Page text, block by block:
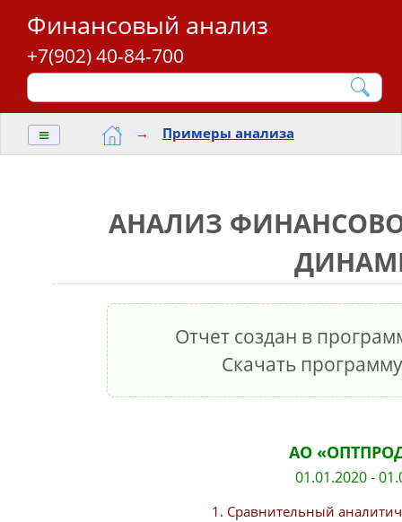
Финансовый анализ
+7(902) 40-84-700
≡ → Примеры анализа
АНАЛИЗ
Отчет создан в
Скачать
АО
01.01.2020 -
Сравнительный